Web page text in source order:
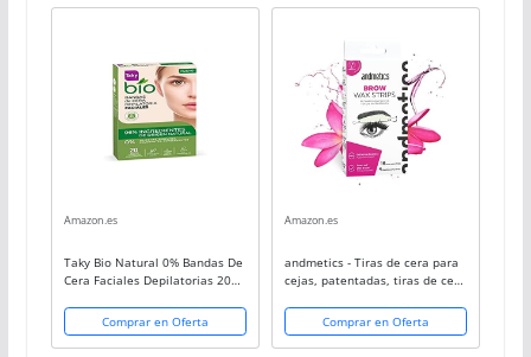
Amazon.es
Taky Bio Natural 0% Bandas De
Cera Faciales Depilatorias 20
Comprar en Oferta
Amazon.es
andmetics - Tiras de cera para
cejas, patentadas, tiras de cera
perfecta para dar forma, hacer
crecer, teñir (plantilla de...
Comprar en Oferta